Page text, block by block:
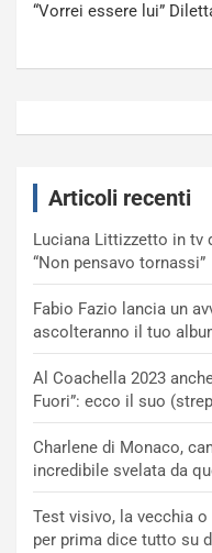
“Vorrei essere lui”
Articoli recenti
Luciana Littizzetto in tv
“Non pensavo tornassi”
Fabio Fazio lancia un
ascolteranno il tuo
Al Coachella 2023
Fuori”: ecco il suo
Charlene di Monaco,
incredibile svelata da
Test visivo, la vecchia o
per prima dice tutto su